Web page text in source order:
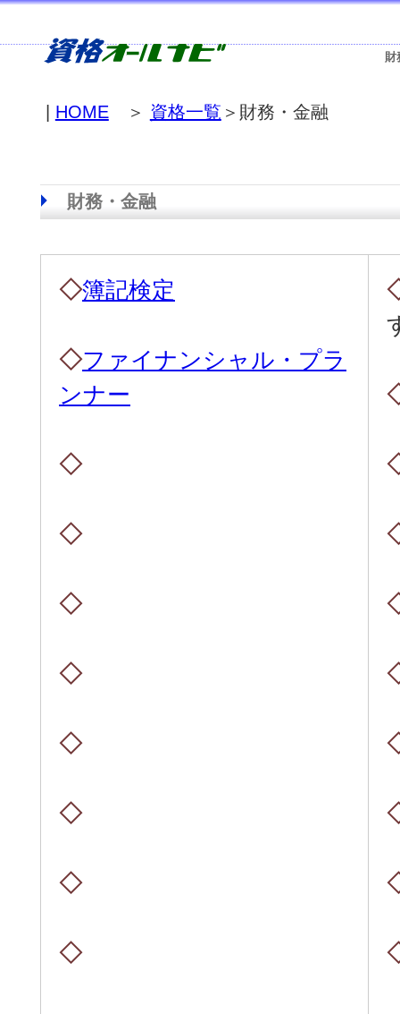
財
HOME＞ 資格一覧 ＞財務・金融
財務・金融
◇簿記検定
◇ファイナンシャル・プラ
ンナー
◇
◇
◇
◇
◇
◇
◇
◇